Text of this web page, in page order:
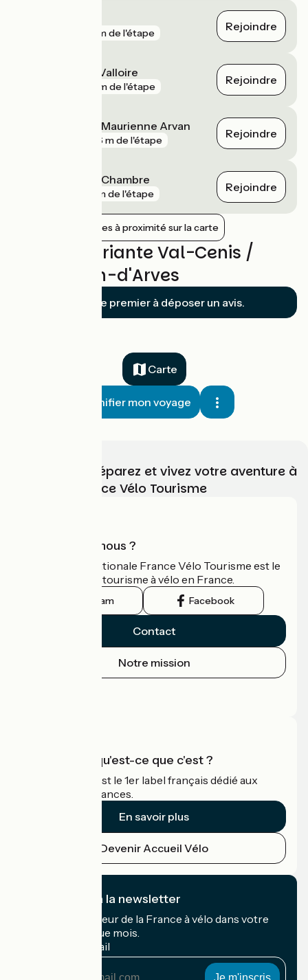
33 m de l'étape Rejoindre
Saint-Michel - Valloire
59 m de l'étape Rejoindre
Saint-Jean-de-Maurienne Arvan
306 m de l'étape Rejoindre
Saint-Avre - La Chambre
3 km de l'étape Rejoindre
Afficher les gares à proximité sur la carte
Avis sur Variante Val-Cenis /
Saint-Jean-d'Arves
Soyez le premier à déposer un avis.
Carte
Planifier mon voyage
Choisissez, préparez et vivez votre aventure à
vélo avec France Vélo Tourisme
Qui sommes-nous ?
L'association nationale France Vélo Tourisme est le
guide officiel du tourisme à vélo en France.
Instagram Facebook
Contact
Notre mission
Accueil Vélo qu'est-ce que c'est ?
Accueil Vélo c'est le 1er label français dédié aux
cyclistes en vacances.
En savoir plus
Devenir Accueil Vélo
Je m'abonne à la newsletter
Recevez le meilleur de la France à vélo dans votre
boîte mail chaque mois.
Mon adresse mail